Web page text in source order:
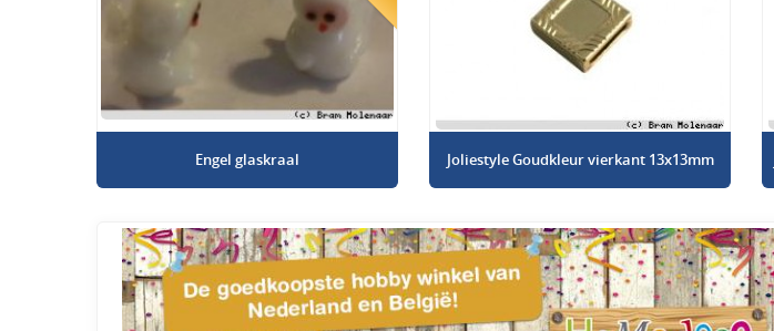
Engel glaskraal Joliestyle Goudkleur vierkant 13x13mm